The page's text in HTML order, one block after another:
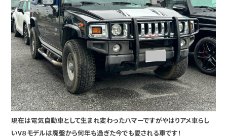
現在は電気自動車として生まれ変わったハマーですがやはりアメ車らし
いV８モデルは廃盤から何年も過ぎた今でも愛される車です！